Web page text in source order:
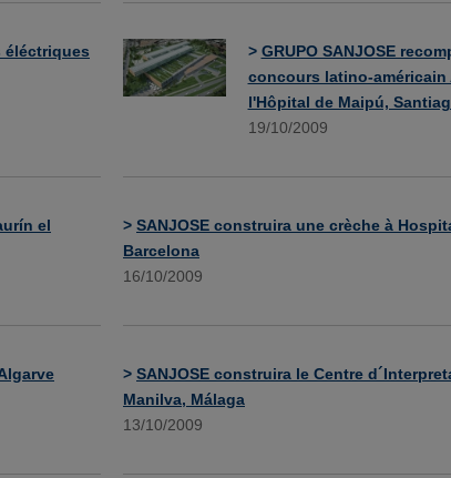
éléctriques
> GRUPO SANJOSE
concours latino-américain
l'Hôpital de Maipú,
19/10/2009
el
> SANJOSE construira une crèche à
Barcelona
16/10/2009
> SANJOSE construira le Centre
Manilva, Málaga
13/10/2009